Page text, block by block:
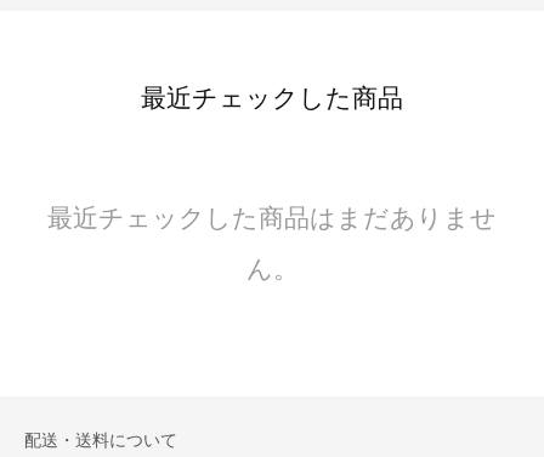
最近チェックした商品
最近チェックした商品はまだありませ
ん。
配送・送料について